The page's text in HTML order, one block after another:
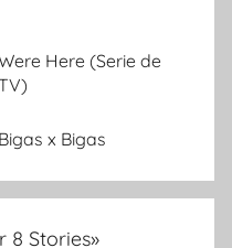
Here (Serie de
Bigas x Bigas
8 Stories»